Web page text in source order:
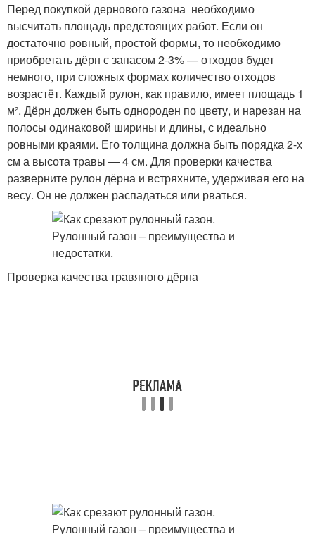
Перед покупкой дернового газона необходимо
высчитать площадь предстоящих работ. Если он
достаточно ровный, простой формы, то необходимо
приобретать дёрн с запасом 2-3% — отходов будет
немного, при сложных формах количество отходов
возрастёт. Каждый рулон, как правило, имеет площадь 1
м². Дёрн должен быть однороден по цвету, и нарезан на
полосы одинаковой ширины и длины, с идеально
ровными краями. Его толщина должна быть порядка 2-х
см а высота травы — 4 см. Для проверки качества
разверните рулон дёрна и встряхните, удерживая его на
весу. Он не должен распадаться или рваться.
Проверка качества травяного дёрна